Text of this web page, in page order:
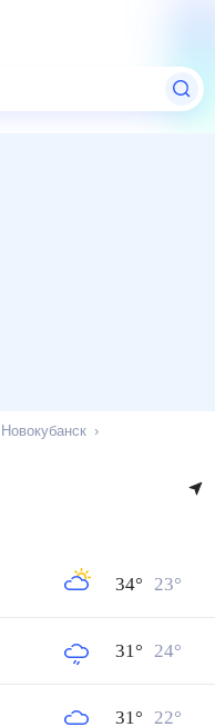
Новокубанск
34° 23°
31° 24°
31° 22°